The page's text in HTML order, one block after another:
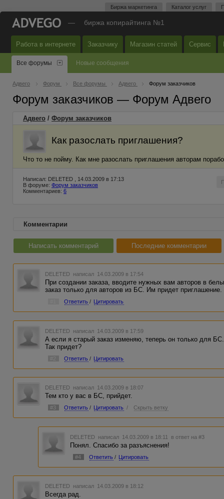
Биржа маркетинга Каталог услуг
— биржа копирайтинга №1
Работа в интернете Заказчику Магазин статей Сервис
Все форумы Новые сообщения
Адвего Форум Все форумы Адвего Форум заказчиков
Форум заказчиков — Форум Адвего
Адвего / Форум заказчиков
Как разослать приглашения?
Что то не пойму. Как мне разослать приглашения авторам
Написал: DELETED , 14.03.2009 в 17:13
В форуме: Форум заказчиков
Комментариев: 6
Комментарии
Написать комментарий Последние комментарии
DELETED написал 14.03.2009 в 17:54
При создании заказа, вводите нужных вам авторов в
заказ только для авторов из БС. Им придет приглашение.
Ответить / Цитировать
DELETED написал 14.03.2009 в 17:59
А если я старый заказ изменяю, теперь он только для
Так придет?
Ответить / Цитировать
DELETED написал 14.03.2009 в 18:07
Тем кто у вас в БС, прийдет.
#3 Ответить / Цитировать / Скрыть ветку
DELETED написал 14.03.2009 в 18:11 в ответ на #3
Понял. Спасибо за разъяснения!
#4 Ответить / Цитировать
DELETED написал 14.03.2009 в 18:12
Всегда рад.